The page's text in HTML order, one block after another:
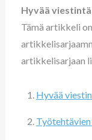
Hyvää
Tämä artikkeli
artikkelisarjaan
Hyvää